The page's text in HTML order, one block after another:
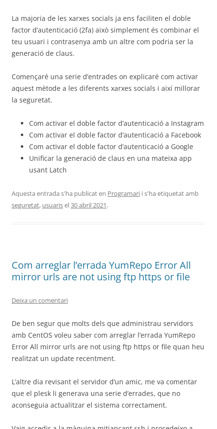
La majoria de les xarxes socials ja ens faciliten el doble
factor d’autenticació (2fa) això simplement és combinar el
teu usuari i contrasenya amb un altre com podria ser la
generació de claus.
Començaré una serie d’entrades on explicaré com activar
aquest mètode a les diferents xarxes socials i així millorar
la seguretat.
Com activar el doble factor d’autenticació a Instagram
Com activar el doble factor d’autenticació a Facebook
Com activar el doble factor d’autenticació a Google
Unificar la generació de claus en una mateixa app
usant Latch
Aquesta entrada s'ha publicat en Programari i s'ha etiquetat amb
seguretat, usuarisel30 abril 2021.
Com arreglar l’errada YumRepo Error All
mirror urls are not using ftp https or file
Deixa un comentari
De ben segur que molts dels que administrau servidors
amb CentOS voleu saber com arreglar l’errada YumRepo
Error All mirror urls are not using ftp https or file quan heu
realitzat un update recentment.
L’altre dia revisant el servidor d’un amic, me va comentar
que el plesk li generava una serie d’errades, que no
aconseguia actualitzar el sistema correctament.